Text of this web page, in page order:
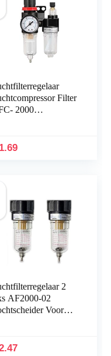
Filter
2000
Olie
2
AF2000-02
Voor
Catch